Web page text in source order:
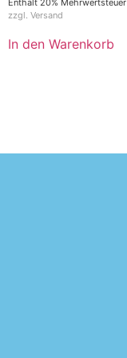
Enthält 20% Mehrwertsteuer
zzgl. Versand
In den Warenkorb